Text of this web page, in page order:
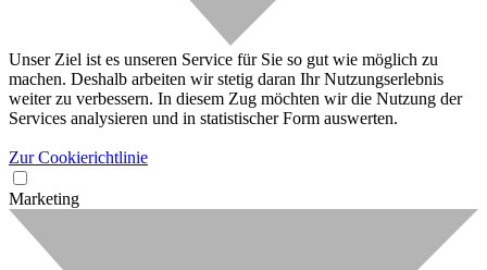
Unser Ziel ist es unseren Service für Sie so gut wie möglich zu
machen. Deshalb arbeiten wir stetig daran Ihr Nutzungserlebnis
weiter zu verbessern. In diesem Zug möchten wir die Nutzung der
Services analysieren und in statistischer Form auswerten.
Zur Cookierichtlinie
Marketing